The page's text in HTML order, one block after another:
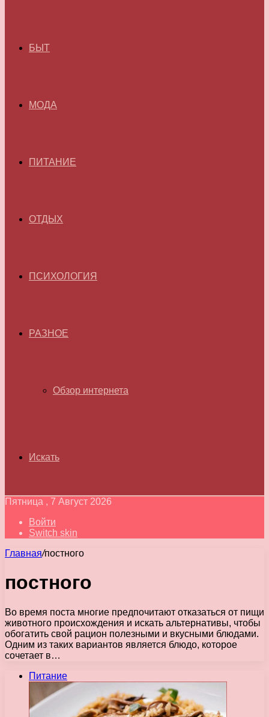
БЫТ
МОДА
ПИТАНИЕ
ОТДЫХ
ПСИХОЛОГИЯ
РАЗНОЕ
Обзор интернета
Искать
Пятница , 7 Август 2026
Войти
Switch skin
Главная/постного
постного
Во время поста многие предпочитают отказаться от пищи
животного происхождения и искать альтернативы, чтобы
обогатить свой рацион полезными и вкусными блюдами.
Одним из таких вариантов является блюдо, которое
сочетает в…
Питание